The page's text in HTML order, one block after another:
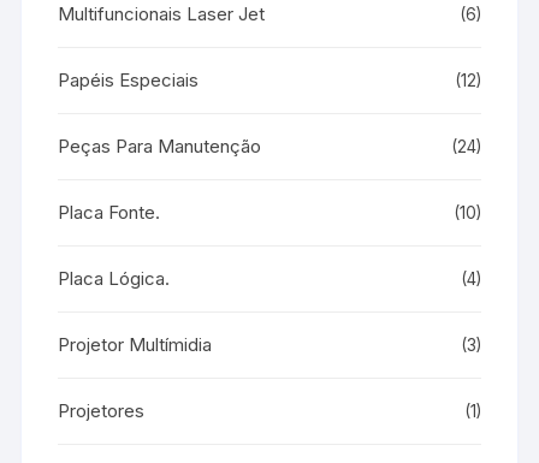
Multifuncionais Laser Jet (6)
Papéis Especiais (12)
Peças Para Manutenção (24)
Placa Fonte. (10)
Placa Lógica. (4)
Projetor Multímidia (3)
Projetores (1)